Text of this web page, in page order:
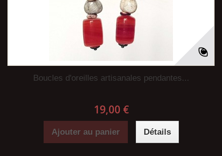
Boucles d'oreilles artisanales pendantes...
19,00 €
Ajouter au panier Détails